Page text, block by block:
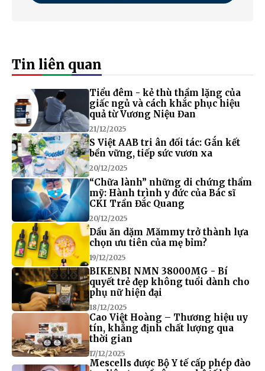
Tin liên quan
Tiểu đêm - kẻ thù thầm lặng của
giấc ngủ và cách khắc phục hiệu
quả từ Vương Niệu Đan
21/12/2025
S Việt AAB tri ân đối tác: Gắn kết
bền vững, tiếp sức vươn xa
20/12/2025
“Chữa lành” những di chứng thẩm
mỹ: Hành trình y đức của Bác sĩ
CKI Trần Đắc Quang
20/12/2025
Dầu ăn dặm Mămmy trở thành lựa
chọn ưu tiên của mẹ bỉm?
19/12/2025
BIKENBI NMN 38000MG - Bí
quyết trẻ đẹp không tuổi dành cho
phụ nữ hiện đại
18/12/2025
Cao Việt Hoàng – Thương hiệu uy
tín, khẳng định chất lượng qua
thời gian
17/12/2025
Mescells được Bộ Y tế cấp phép đào